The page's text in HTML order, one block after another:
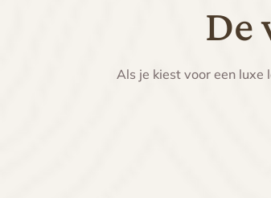
De
Als je kiest voor een